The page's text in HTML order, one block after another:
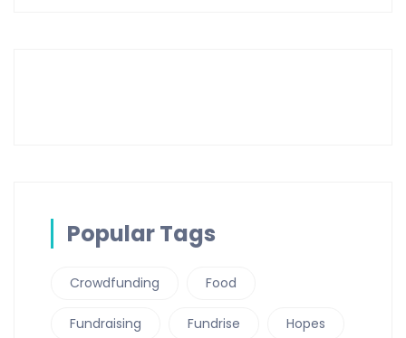
Popular Tags
Crowdfunding Food
Fundraising Fundrise Hopes